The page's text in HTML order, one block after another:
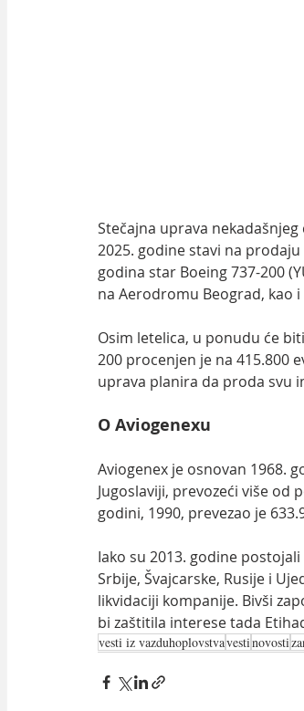
Stečajna uprava
2025. godine stavi na
godina star Boeing 737-200
na Aerodromu Beograd, kao
Osim letelica, u ponudu će
200 procenjen je na 415.800
uprava planira da proda svu
O Aviogenexu
Aviogenex je osnovan 1968.
Jugoslaviji, prevozeći više od
godini, 1990, prevezao je
Iako su 2013. godine
Srbije, Švajcarske, Rusije i
likvidaciji kompanije. Bivši
bi zaštitila interese tada
vesti iz vazduhoplovstvavestinovosti